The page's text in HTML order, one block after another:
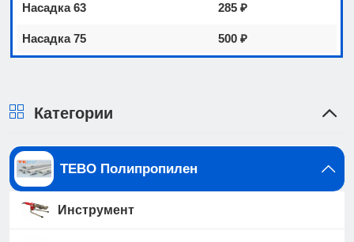
Насадка 63 285 ₽
Насадка 75 500 ₽
Категории
TEBO Полипропилен
Инструмент